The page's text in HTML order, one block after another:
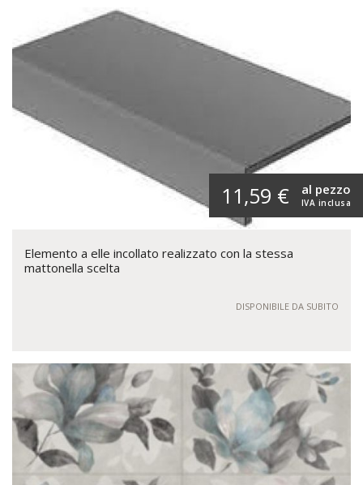
11,59 € IVA inclusa
al pezzo
Elemento a elle incollato realizzato con la stessa
mattonella scelta
DISPONIBILE DA SUBITO